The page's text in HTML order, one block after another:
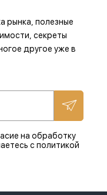
рынка, полезные
секреты
другое уже в
на обработку
с политикой